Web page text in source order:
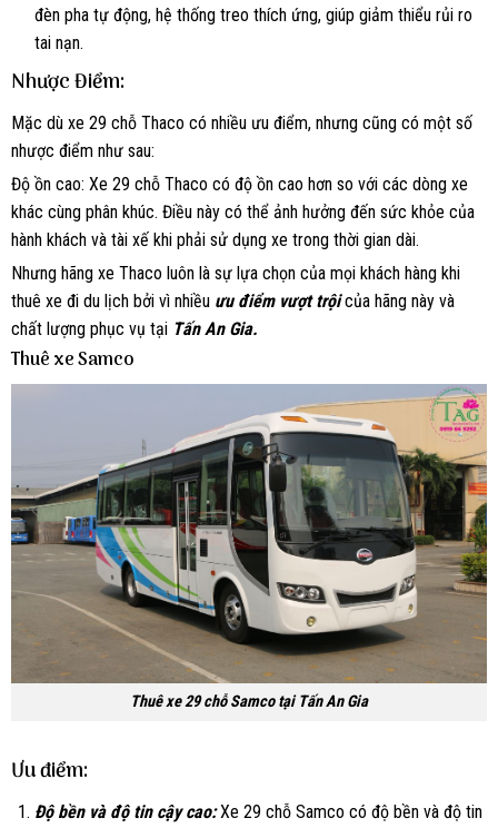
đèn pha tự động, hệ thống treo thích ứng, giúp giảm thiểu rủi ro
tai nạn.
Nhược Điểm:
Mặc dù xe 29 chỗ Thaco có nhiều ưu điểm, nhưng cũng có một số
nhược điểm như sau:
Độ ồn cao: Xe 29 chỗ Thaco có độ ồn cao hơn so với các dòng xe
khác cùng phân khúc. Điều này có thể ảnh hưởng đến sức khỏe của
hành khách và tài xế khi phải sử dụng xe trong thời gian dài.
Nhưng hãng xe Thaco luôn là sự lựa chọn của mọi khách hàng khi
thuê xe đi du lịch bởi vì nhiều ưu điểm vượt trội của hãng này và
chất lượng phục vụ tại Tấn An Gia.
Thuê xe Samco
Thuê xe 29 chỗ Samco tại Tấn An Gia
Ưu điểm:
Độ bền và độ tin cậy cao:Xe 29 chỗ Samco có độ bền và độ tin